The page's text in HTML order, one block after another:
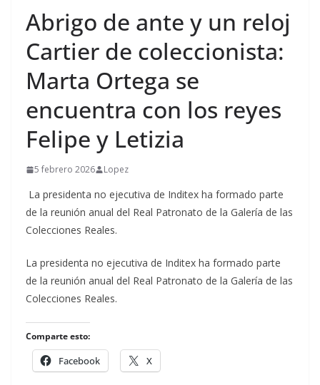
​Abrigo de ante y un reloj
Cartier de coleccionista:
Marta Ortega se
encuentra con los reyes
Felipe y Letizia
5 febrero 2026 Lopez
La presidenta no ejecutiva de Inditex ha formado parte
de la reunión anual del Real Patronato de la Galería de las
Colecciones Reales.
​La presidenta no ejecutiva de Inditex ha formado parte
de la reunión anual del Real Patronato de la Galería de las
Colecciones Reales.
Comparte esto:
Facebook X